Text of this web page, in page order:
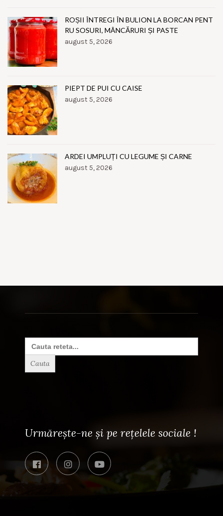
ROȘII ÎNTREGI ÎN BULION LA BORCAN PENT
RU SOSURI, MÂNCĂRURI ȘI PASTE
august 5, 2026
PIEPT DE PUI CU CAISE
august 5, 2026
ARDEI UMPLUȚI CU LEGUME ȘI CARNE
august 5, 2026
Search
for:
Urmărește-ne și pe rețelele sociale !